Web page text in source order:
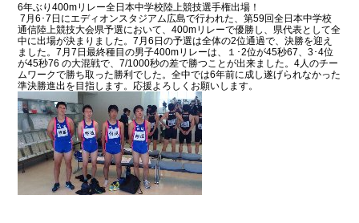
6年ぶり400mリレー全日本中学校陸上競技選手権出場！
7月6･7日にエディオンスタジアム広島で行われた、第59回全日本中学校
通信陸上競技大会県予選において、400mリレーで優勝し、県代表として全
中に出場が決まりました。7月6日の予選は全体の2位通過で、決勝を迎え
ました。7月7日最終種目の男子400mリレーは、１･2位が45秒67、3･4位
が45秒76 の大混戦で、7/1000秒の差で勝つことが出来ました。4人のチー
ムワークで勝ち取った勝利でした。全中では6年前に成し遂げられなかった
準決勝進出を目指します。応援よろしくお願いします。